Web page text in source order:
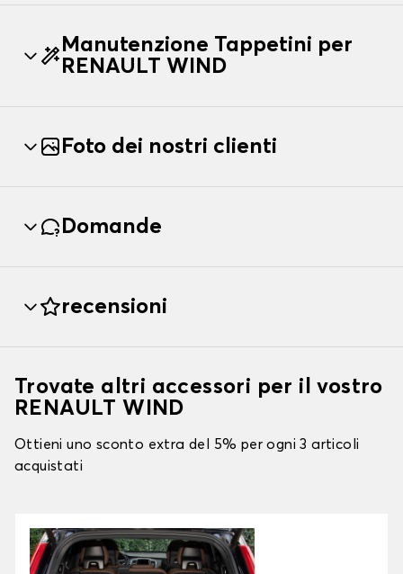
Manutenzione Tappetini per
RENAULT WIND
Foto dei nostri clienti
Domande
recensioni
Trovate altri accessori per il vostro
RENAULT WIND
Ottieni uno sconto extra del 5% per ogni 3 articoli
acquistati